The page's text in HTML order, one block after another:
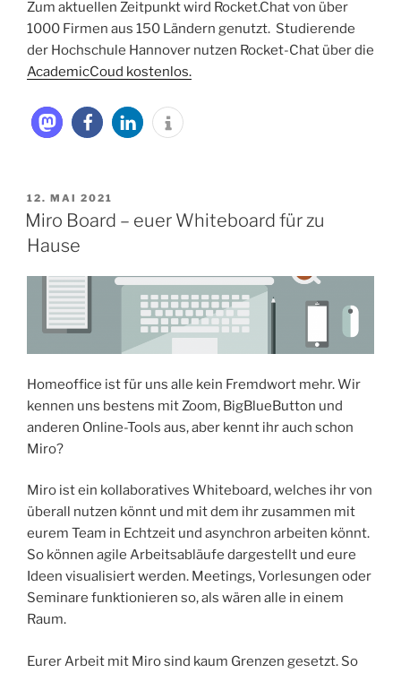
Zum aktuellen Zeitpunkt wird Rocket.Chat von über
1000 Firmen aus 150 Ländern genutzt. Studierende
der Hochschule Hannover nutzen Rocket-Chat über die
AcademicCoud kostenlos.
VERÖFFENTLICHT
AM
12. MAI 2021
Miro Board – euer Whiteboard für zu
Hause
Homeoffice ist für uns alle kein Fremdwort mehr. Wir
kennen uns bestens mit Zoom, BigBlueButton und
anderen Online-Tools aus, aber kennt ihr auch schon
Miro?
Miro ist ein kollaboratives Whiteboard, welches ihr von
überall nutzen könnt und mit dem ihr zusammen mit
eurem Team in Echtzeit und asynchron arbeiten könnt.
So können agile Arbeitsabläufe dargestellt und eure
Ideen visualisiert werden. Meetings, Vorlesungen oder
Seminare funktionieren so, als wären alle in einem
Raum.
Eurer Arbeit mit Miro sind kaum Grenzen gesetzt. So